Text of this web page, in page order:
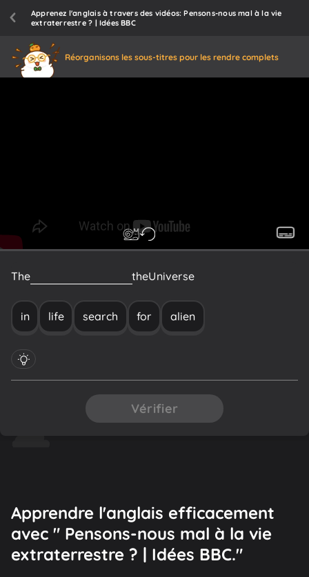
Apprenez l'anglais à travers des vidéos: Pensons-nous mal à la vie
extraterrestre ? | Idées BBC
Réorganisons les sous-titres pour les rendre complets
The theUniverse
in life search for alien
Vérifier
Apprendre l'anglais efficacement
avec " Pensons-nous mal à la vie
extraterrestre ? | Idées BBC."